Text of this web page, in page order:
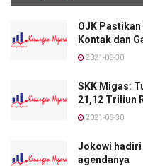
OJK
Kontak dan
2021-06-30
SKK Migas:
21,12 Triliun
2021-06-30
Jokowi hadiri
agendanya